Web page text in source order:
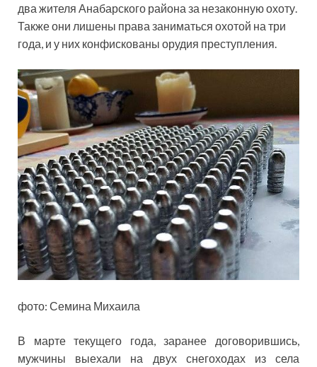
два жителя Анабарского района за незаконную охоту.
Также они лишены права заниматься охотой на три
года, и у них конфискованы орудия преступления.
фото: Семина Михаила
В марте текущего года, заранее договорившись,
мужчины выехали на двух снегоходах из села